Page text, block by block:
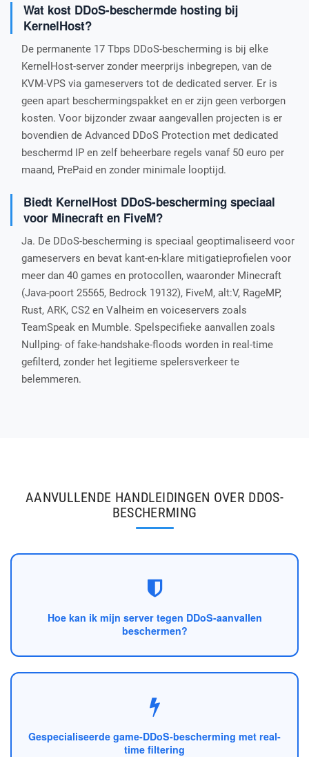
Wat kost DDoS-beschermde hosting bij
KernelHost?
De permanente 17 Tbps DDoS-bescherming is bij elke
KernelHost-server zonder meerprijs inbegrepen, van de
KVM-VPS via gameservers tot de dedicated server. Er is
geen apart beschermingspakket en er zijn geen verborgen
kosten. Voor bijzonder zwaar aangevallen projecten is er
bovendien de Advanced DDoS Protection met dedicated
beschermd IP en zelf beheerbare regels vanaf 50 euro per
maand, PrePaid en zonder minimale looptijd.
Biedt KernelHost DDoS-bescherming speciaal
voor Minecraft en FiveM?
Ja. De DDoS-bescherming is speciaal geoptimaliseerd voor
gameservers en bevat kant-en-klare mitigatieprofielen voor
meer dan 40 games en protocollen, waaronder Minecraft
(Java-poort 25565, Bedrock 19132), FiveM, alt:V, RageMP,
Rust, ARK, CS2 en Valheim en voiceservers zoals
TeamSpeak en Mumble. Spelspecifieke aanvallen zoals
Nullping- of fake-handshake-floods worden in real-time
gefilterd, zonder het legitieme spelersverkeer te
belemmeren.
AANVULLENDE HANDLEIDINGEN OVER DDOS-
BESCHERMING
Hoe kan ik mijn server tegen DDoS-aanvallen
beschermen?
Gespecialiseerde game-DDoS-bescherming met real-
time filtering